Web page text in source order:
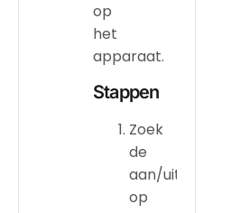
op
het
apparaat.
Stappen
Zoek
de
aan/uitknop
op